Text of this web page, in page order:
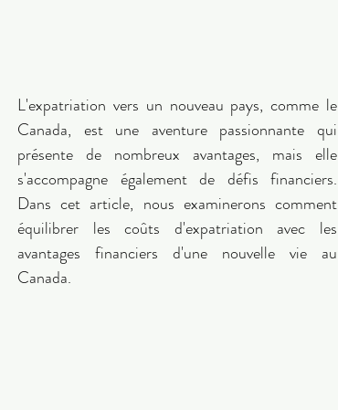
L'expatriation vers un nouveau pays, comme le
Canada, est une aventure passionnante qui
présente de nombreux avantages, mais elle
s'accompagne également de défis financiers.
Dans cet article, nous examinerons comment
équilibrer les coûts d'expatriation avec les
avantages financiers d'une nouvelle vie au
Canada.